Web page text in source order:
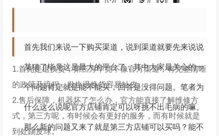
首先我们来说一下购买渠道，说到渠道就要先来说说
某猫了毕竟这是最大的平台了，其中大家最关心的一
个问题肯定就是能不能买，回答是没得问题。笔者为
什么这么说呢官方店铺肯定可以呀挑不出毛病的嘛。
那么新的问题又来了就是第三方店铺可以买吗？能不
1.首先是退换货，第三方毕竟不像官方渠道，有完整清晰
的政策及流程，发生退换货容易扯皮。
2.售后保障，机器坏了怎么办，官方能直接了解维修方
式，第三方呢，有时候会有更好的服务，而有时候就是
到处踢皮球。